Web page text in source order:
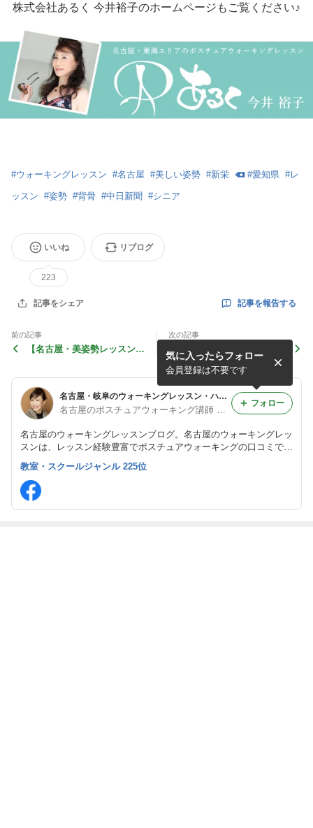
株式会社あるく 今井裕子のホームページもご覧ください♪
#ウォーキングレッスン #名古屋 #美しい姿勢 #新栄 #愛知県 #レ
ッスン #姿勢 #背骨 #中日新聞 #シニア
いいね
223
リブログ
記事をシェア 記事を報告する
前の記事
【名古屋・美姿勢レッスン】
次の記事
【名古屋・新栄】「姿勢がい
いね」と褒められる！一生モ
ノの美しさを手に入れる90
分
名古屋・岐阜のウォーキングレッスン・ハイヒールレッスンは今井裕子
名古屋のウォーキングレッスンブログ。名古屋のウォーキングレッ
スンは、レッスン経験豊富でポスチュアウォーキングの口コミで人
気の今井裕子にお任せください！正しい姿勢になる、O脚や猫背解
消・美尻・美脚、アンチエイジングにも効果的です！
気に入ったらフォロー
会員登録は不要です
フォロー
教室・スクールジャンル 225位